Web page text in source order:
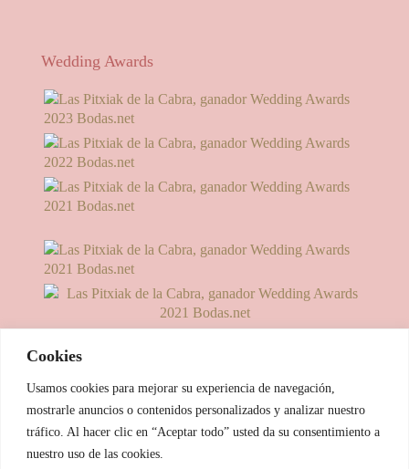
Cookies
Usamos cookies para mejorar su experiencia de navegación,
mostrarle anuncios o contenidos personalizados y analizar nuestro
tráfico. Al hacer clic en “Aceptar todo” usted da su consentimiento a
nuestro uso de las cookies.
Wedding Awards